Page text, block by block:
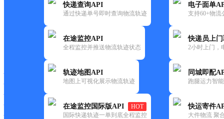
快递查询API
通过快递单号即时查询物流轨迹
在途监控API
全程监控并推送物流轨迹状态
轨迹地图API
地图上可视化展示物流轨迹
在途监控国际版API
HOT
国际快递轨迹一单到底全程监控
电子面单
支持60+物流
快递员上
2小时上门，
同城即配
跑腿运力智
快运寄件
大件物流 聚
快递大全> 快递网
快运大全 快递时效